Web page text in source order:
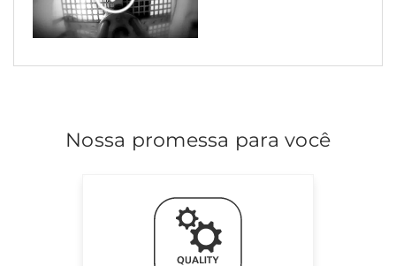
Nossa promessa para você